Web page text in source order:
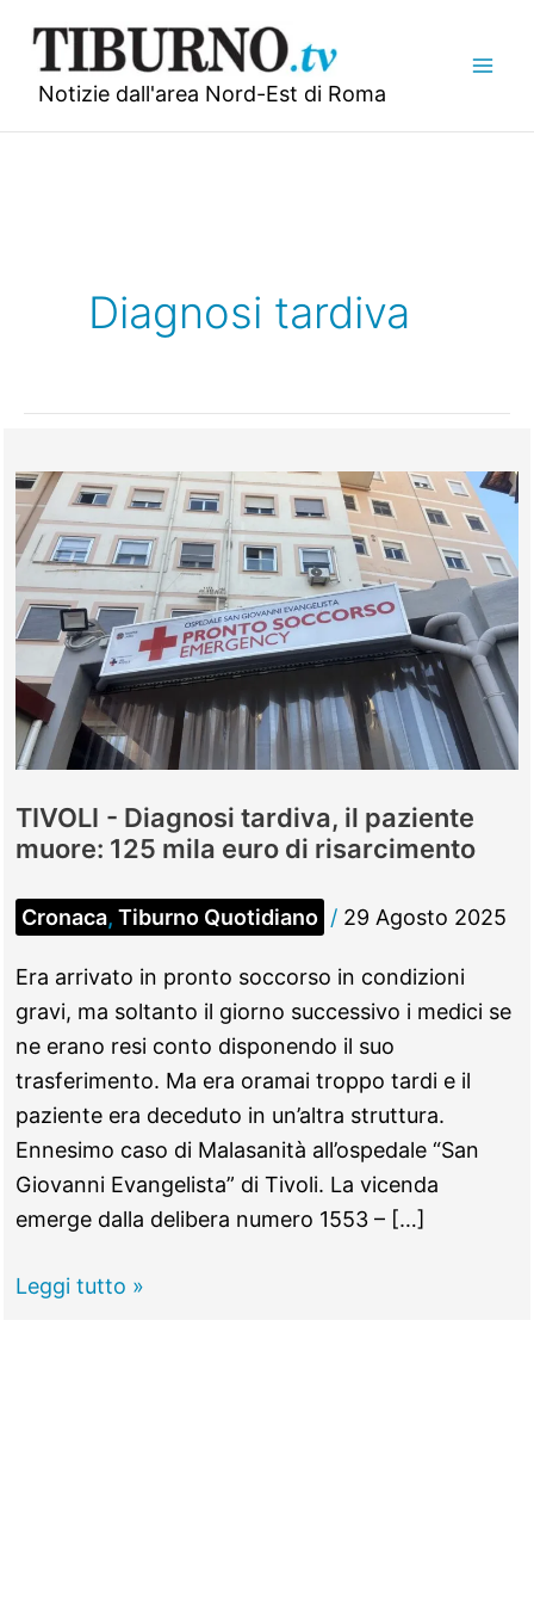
contenuto
Notizie dall'area Nord-Est di Roma
Diagnosi tardiva
TIVOLI - Diagnosi tardiva, il paziente
muore: 125 mila euro di risarcimento
Cronaca, Tiburno Quotidiano / 29 Agosto 2025
Era arrivato in pronto soccorso in condizioni
gravi, ma soltanto il giorno successivo i medici se
ne erano resi conto disponendo il suo
trasferimento. Ma era oramai troppo tardi e il
paziente era deceduto in un’altra struttura.
Ennesimo caso di Malasanità all’ospedale “San
Giovanni Evangelista” di Tivoli. La vicenda
emerge dalla delibera numero 1553 – […]
TIVOLI -
Leggi tutto »